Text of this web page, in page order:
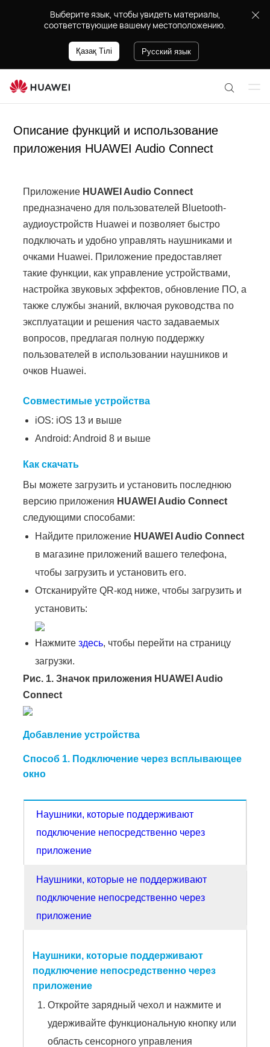
Выберите язык, чтобы увидеть материалы,
соответствующие вашему местоположению.
Русский язык
Қазақ Тілі
От
Описание функций и использование
приложения HUAWEI Audio Connect
Приложение HUAWEI Audio Connect
предназначено для пользователей Bluetooth-
аудиоустройств Huawei и позволяет быстро
подключать и удобно управлять наушниками и
очками Huawei. Приложение предоставляет
такие функции, как управление устройствами,
настройка звуковых эффектов, обновление ПО, а
также службы знаний, включая руководства по
эксплуатации и решения часто задаваемых
вопросов, предлагая полную поддержку
пользователей в использовании наушников и
очков Huawei.
Совместимые устройства
iOS: iOS 13 и выше
Android: Android 8 и выше
‌Как скачать
Вы можете загрузить и установить последнюю
версию приложения HUAWEI Audio Connect
следующими способами:
Найдите приложение HUAWEI Audio Connect
в магазине приложений вашего телефона,
чтобы загрузить и установить его.
Отсканируйте QR-код ниже, чтобы загрузить и
установить:
Нажмитездесь, чтобы перейти на страницу
загрузки.
Рис. 1. Значок приложения HUAWEI Audio
Connect
Добавление устройства
Способ 1. Подключение через всплывающее
окно
Наушники, которые поддерживают
подключение непосредственно через
приложение
Наушники, которые не поддерживают
подключение непосредственно через
приложение
Наушники, которые поддерживают
подключение непосредственно через
приложение
Откройте зарядный чехол и нажмите и
удерживайте функциональную кнопку или
область сенсорного управления